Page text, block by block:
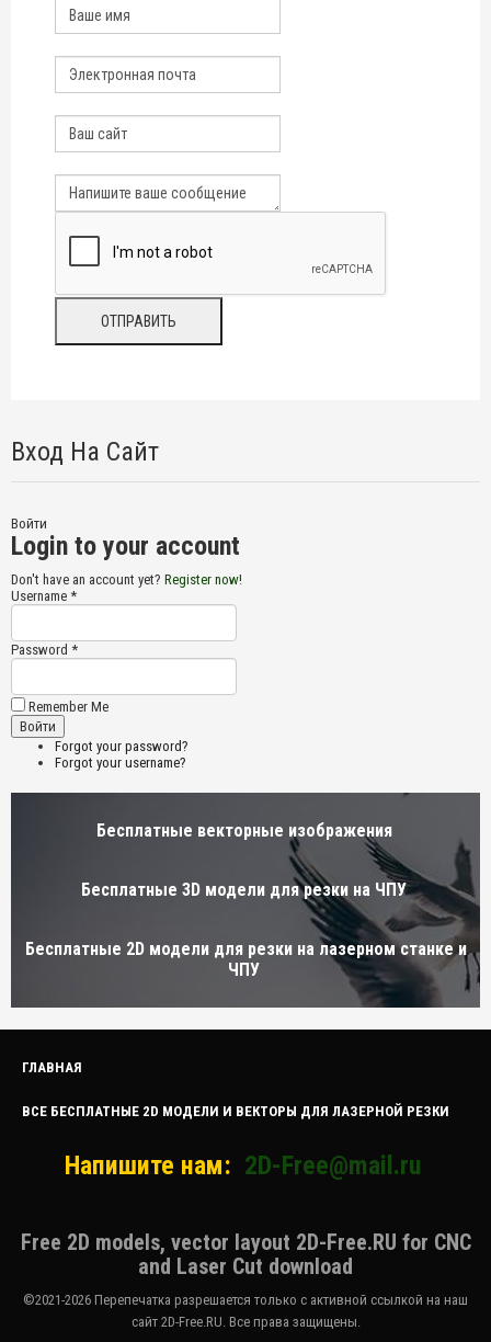
Вход На Сайт
Войти
Login to your account
Don't have an account yet? Register now!
Username *
Password *
Remember Me
Forgot your password?
Forgot your username?
Бесплатные векторные изображения
Бесплатные 3D модели для резки на ЧПУ
Бесплатные 2D модели для резки на лазерном станке и
ЧПУ
ГЛАВНАЯ
ВСЕ БЕСПЛАТНЫЕ 2D МОДЕЛИ И ВЕКТОРЫ ДЛЯ ЛАЗЕРНОЙ РЕЗКИ
Напишите нам: 2D-Free@mail.ru
Free 2D models, vector layout 2D-Free.RU for CNC
and Laser Cut download
©2021-2026 Перепечатка разрешается только с активной ссылкой на наш
сайт 2D-Free.RU. Все права защищены.